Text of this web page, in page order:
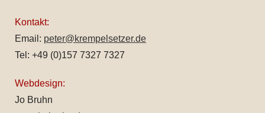
Kontakt:
Email: peter@krempelsetzer.de
Tel: +49 (0)157 7327 7327
Webdesign:
Jo Bruhn